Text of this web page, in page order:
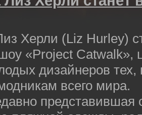
Херли (Liz Hurley)
«Project Catwalk»,
дизайнеров тех,
всего мира.
представившая